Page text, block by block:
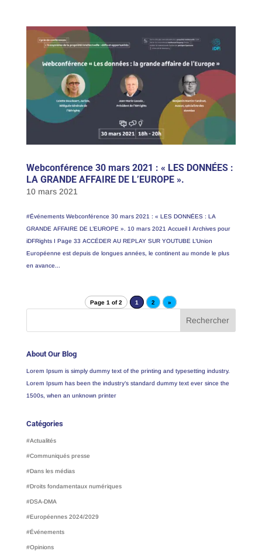
Webconférence 30 mars 2021 : « LES DONNÉES :
LA GRANDE AFFAIRE DE L’EUROPE ».
10 mars 2021
#Événements Webconférence 30 mars 2021 : « LES DONNÉES : LA
GRANDE AFFAIRE DE L’EUROPE ». 10 mars 2021 Accueil I Archives pour
iDFRights I Page 33 ACCÉDER AU REPLAY SUR YOUTUBE L’Union
Européenne est depuis de longues années, le continent au monde le plus
en avance...
Page 1 of 2 1 2 »
About Our Blog
Lorem Ipsum is simply dummy text of the printing and typesetting industry.
Lorem Ipsum has been the industry’s standard dummy text ever since the
1500s, when an unknown printer
Catégories
#Actualités
#Communiqués presse
#Dans les médias
#Droits fondamentaux numériques
#DSA-DMA
#Européennes 2024/2029
#Événements
#Opinions